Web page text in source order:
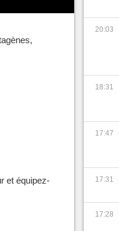
et équipez-
20:03
18:31
17:47
17:31
17:28